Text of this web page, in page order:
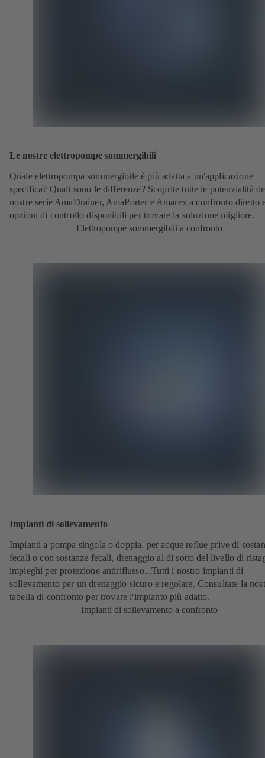
Le nostre elettropompe sommergibili
Quale elettropompa sommergibile è più adatta a un'applicazione
specifica? Quali sono le differenze? Scoprite tutte le potenzialità
nostre serie AmaDrainer, AmaPorter e Amarex a confronto diretto
opzioni di controllo disponibili per trovare la soluzione migliore.
Elettropompe sommergibili a confronto
Impianti di sollevamento
Impianti a pompa singola o doppia, per acque reflue prive di
fecali o con sostanze fecali, drenaggio al di sotto del livello di
impieghi per protezione antiriflusso...Tutti i nostro impianti di
sollevamento per un drenaggio sicuro e regolare. Consultate la
tabella di confronto per trovare l'impianto più adatto.
Impianti di sollevamento a confronto